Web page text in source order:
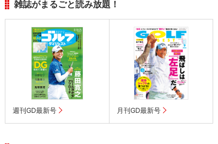
雑誌がまるごと読み放題！
週刊GD最新号 月刊GD最新号